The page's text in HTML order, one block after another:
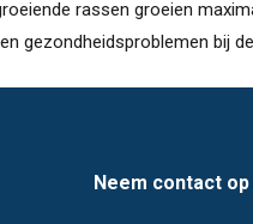
rassen groeien
gezondheidsproblemen bij
Neem contact op